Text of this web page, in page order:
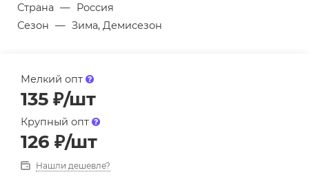
Страна — Россия
Сезон — Зима, Демисезон
Мелкий опт
135 ₽/шт
Крупный опт
126 ₽/шт
Нашли дешевле?